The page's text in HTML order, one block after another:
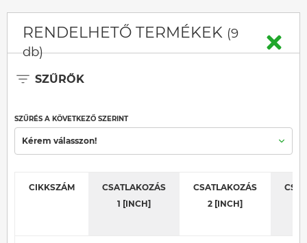
RENDELHETŐ TERMÉKEK (9
db)
SZŰRŐK
SZŰRÉS A KÖVETKEZŐ SZERINT
Kérem válasszon!
CIKKSZÁM
CSATLAKOZÁS
1 [INCH]
CSATLAKOZÁS
2 [INCH]